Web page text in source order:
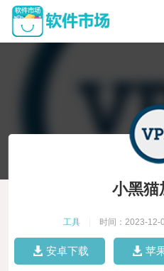
小黑猫
工具 时间：2023-12-
安卓下载 苹